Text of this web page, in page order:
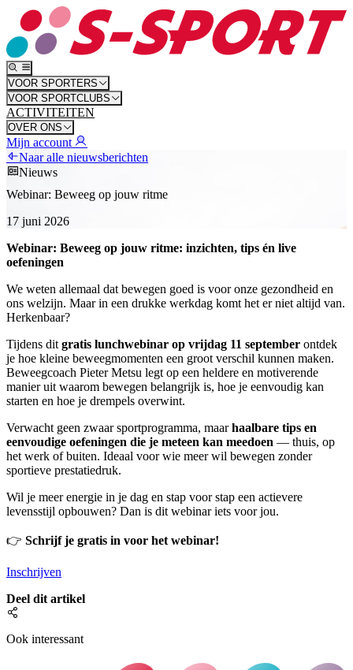
VOOR SPORTERS
VOOR SPORTCLUBS
ACTIVITEITEN
OVER ONS
Mijn account
Naar alle nieuwsberichten
Nieuws
Webinar: Beweeg op jouw ritme
17 juni 2026
Webinar: Beweeg op jouw ritme: inzichten, tips én live
oefeningen
We weten allemaal dat bewegen goed is voor onze gezondheid en
ons welzijn. Maar in een drukke werkdag komt het er niet altijd van.
Herkenbaar?
Tijdens dit gratis lunchwebinar op vrijdag 11 september ontdek
je hoe kleine beweegmomenten een groot verschil kunnen maken.
Beweegcoach Pieter Metsu legt op een heldere en motiverende
manier uit waarom bewegen belangrijk is, hoe je eenvoudig kan
starten en hoe je drempels overwint.
Verwacht geen zwaar sportprogramma, maarhaalbare tips en
eenvoudige oefeningen die je meteen kan meedoen — thuis, op
het werk of buiten. Ideaal voor wie meer wil bewegen zonder
sportieve prestatiedruk.
Wil je meer energie in je dag en stap voor stap een actievere
levensstijl opbouwen? Dan is dit webinar iets voor jou.
👉 Schrijf je gratis in voor het webinar!
Inschrijven
Deel dit artikel
Ook interessant